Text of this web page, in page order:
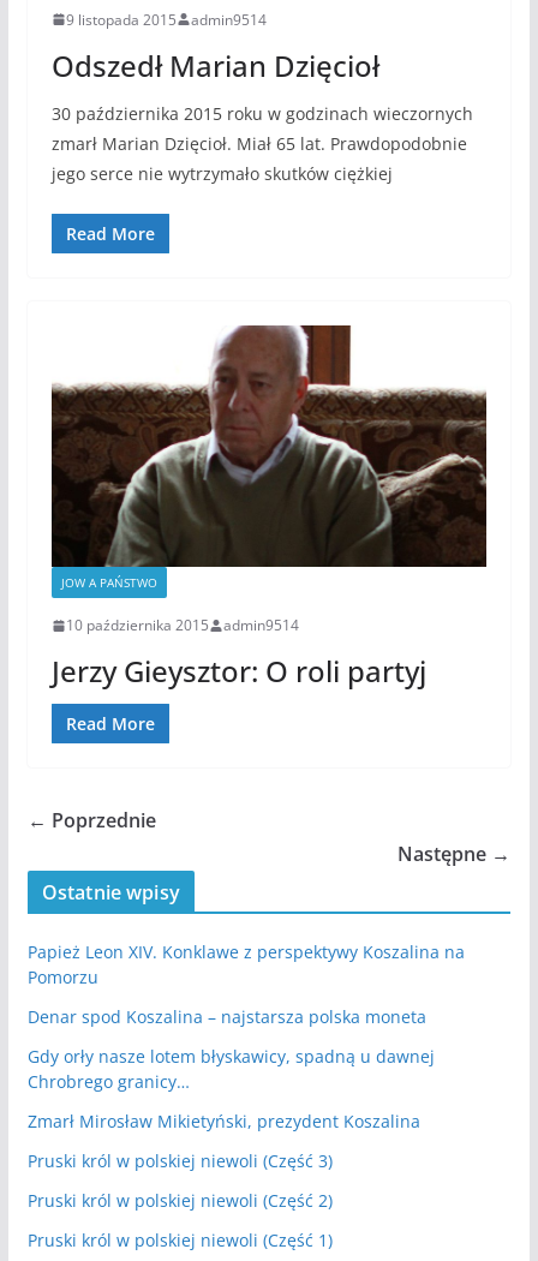
9 listopada 2015 admin9514
Odszedł Marian Dzięcioł
30 października 2015 roku w godzinach wieczornych
zmarł Marian Dzięcioł. Miał 65 lat. Prawdopodobnie
jego serce nie wytrzymało skutków ciężkiej
Read More
JOW A PAŃSTWO
10 października 2015 admin9514
Jerzy Gieysztor: O roli partyj
Read More
← Poprzednie
Następne →
Ostatnie wpisy
Papież Leon XIV. Konklawe z perspektywy Koszalina na
Pomorzu
Denar spod Koszalina – najstarsza polska moneta
Gdy orły nasze lotem błyskawicy, spadną u dawnej
Chrobrego granicy…
Zmarł Mirosław Mikietyński, prezydent Koszalina
Pruski król w polskiej niewoli (Część 3)
Pruski król w polskiej niewoli (Część 2)
Pruski król w polskiej niewoli (Część 1)